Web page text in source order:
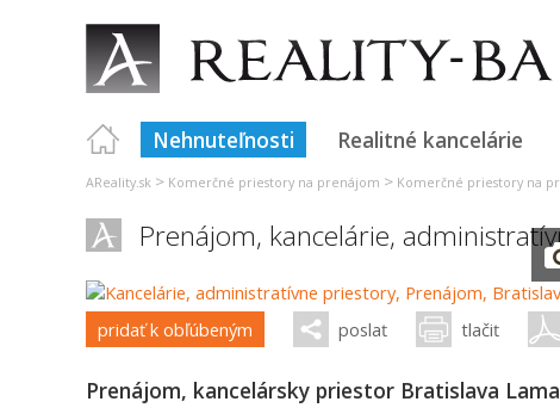
Nehnuteľnosti Realitné kancelárie
AReality.sk > Komerčné priestory na prenájom > Komerčné priestory na
Prenájom, kancelárie,
pridať k obľúbeným poslať tlačiť
Prenájom, kancelársky priestor Bratislava